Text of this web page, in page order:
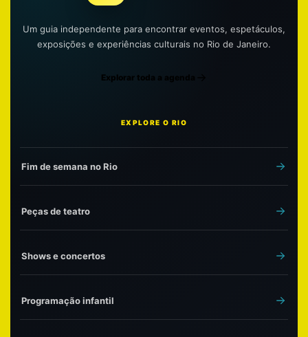
Um guia independente para encontrar eventos, espetáculos,
exposições e experiências culturais no Rio de Janeiro.
Explorar toda a agenda
EXPLORE O RIO
Fim de semana no Rio
Peças de teatro
Shows e concertos
Programação infantil